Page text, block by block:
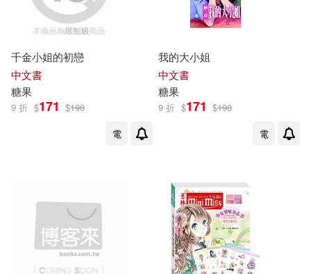
千金小姐的初戀
中文書
糖果
9 折 $171 $190
電
我的大小姐
中文書
糖果
9 折 $171 $190
電